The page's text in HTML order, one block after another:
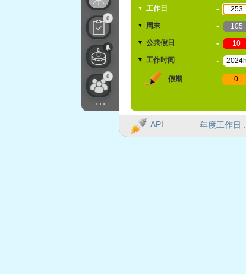
▼ 工作日 -
▼ 周末 -
▼ 公共假日 -
▼ 工作时间 -
假期
0
0
...
年度工作日 :
API